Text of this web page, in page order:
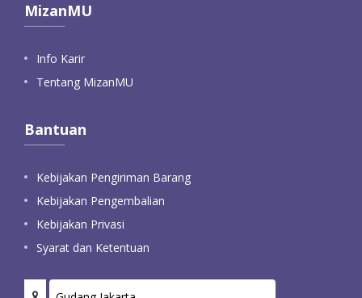
MizanMU
Info Karir
Tentang MizanMU
Bantuan
Kebijakan Pengiriman Barang
Kebijakan Pengembalian
Kebijakan Privasi
Syarat dan Ketentuan